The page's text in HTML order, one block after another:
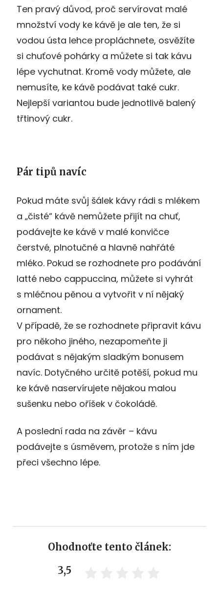
Ten pravý důvod, proč servírovat malé
množství vody ke kávě je ale ten, že si
vodou ústa lehce propláchnete, osvěžíte
si chuťové pohárky a můžete si tak kávu
lépe vychutnat. Kromě vody můžete, ale
nemusíte, ke kávě podávat také cukr.
Nejlepší variantou bude jednotlivě balený
třtinový cukr.
Pár tipů navíc
Pokud máte svůj šálek kávy rádi s mlékem
a „čisté“ kávě nemůžete přijít na chuť,
podávejte ke kávě v malé konvičce
čerstvé, plnotučné a hlavně nahřáté
mléko. Pokud se rozhodnete pro podávání
latté nebo cappuccina, můžete si vyhrát
s mléčnou pěnou a vytvořit v ní nějaký
ornament.
V případě, že se rozhodnete připravit kávu
pro někoho jiného, nezapomeňte ji
podávat s nějakým sladkým bonusem
navíc. Dotyčného určitě potěší, pokud mu
ke kávě naservírujete nějakou malou
sušenku nebo oříšek v čokoládě.
A poslední rada na závěr – kávu
podávejte s úsměvem, protože s ním jde
přeci všechno lépe.
Ohodnoťte tento článek:
3,5